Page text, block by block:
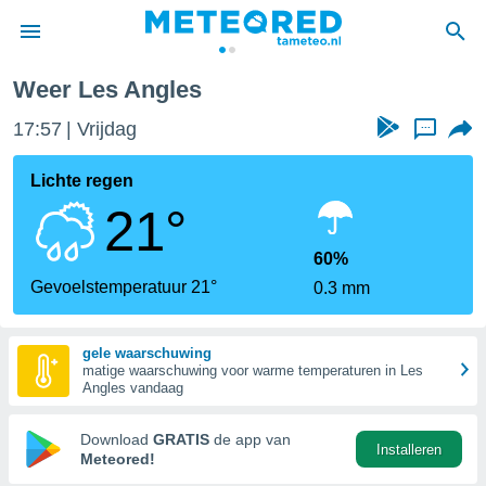
door
verstrekte
hoge
hebt de
voor
op basis
Weer Les Angles
17:57 Vrijdag ...
Lichte regen
21°
Gevoelstemperatuur 21°
60%
0.3 mm
gele waarschuwing
matige waarschuwing voor warme temperaturen in Les
Angles vandaag
Download GRATIS de app van
Meteored!
Installeren